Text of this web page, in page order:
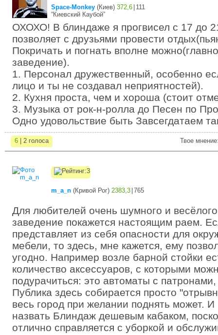
Space-Monkey (Киев) 372,6 111
“Киевский Каубой”
ОХОХО! В блиндаже я прогвисел с 17 до
позволяет с друзьями провести
Покричать и погнать вполне
заведение).
1. Персонал дружественный, особенно
лицо и ты не создавал неприятностей).
2. Кухня проста, чем и хороша (стоит
3. Музыка от рок-н-ролла до Песен по
Одно удовольствие быть Завсегдатаем
6 | 2 голоса Твое
m_a_n (Кривой Рог) 2383,3 765
Для любителей очень шумного и
заведение покажется настоящим раем.
представляет из себя опасности для
мебели, то здесь, мне кажется, ему
угодно. Например возле барной стойки
количество аксессуаров, с которыми
подурачиться: это автоматы с
Публика здесь собирается просто
весь город при желании поднять может. И
назвать Блиндаж дешевым кабаком,
отлично справляется с уборкой и